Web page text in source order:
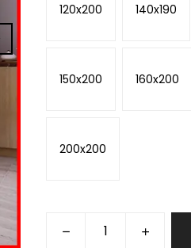
120x200 140x190
150x200 160x200
200x200